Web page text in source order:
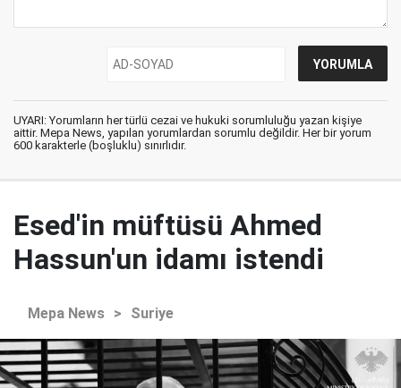
UYARI: Yorumların her türlü cezai ve hukuki sorumluluğu yazan kişiye
aittir. Mepa News, yapılan yorumlardan sorumlu değildir. Her bir yorum
600 karakterle (boşluklu) sınırlıdır.
Esed'in müftüsü Ahmed
Hassun'un idamı istendi
Mepa News > Suriye